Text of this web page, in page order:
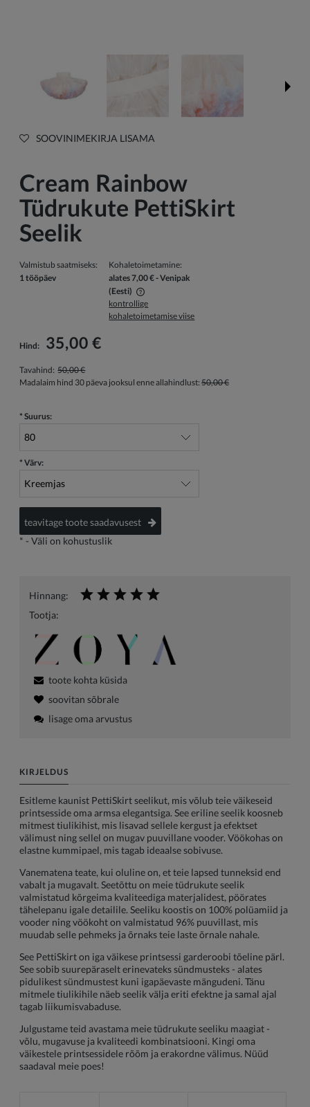
SOOVINIMEKIRJA LISAMA
Cream Rainbow
Tüdrukute PettiSkirt
Seelik
Valmistub saatmiseks:
1 tööpäev
Kohaletoimetamine:
alates 7,00 €- Venipak
(Eesti)
Hind ei sisalda võimalikke maksekulusid
kontrollige
kohaletoimetamise viise
Hind: 35,00 €
Tavahind: 50,00 €
Madalaim hind 30 päeva jooksul enne allahindlust: 50,00 €
* Suurus:
* Värv:
teavitage toote saadavusest
* - Väli on kohustuslik
Hinnang:
Tootja:
toote kohta küsida
soovitan sõbrale
lisage oma arvustus
KIRJELDUS
Esitleme kaunist PettiSkirt seelikut, mis võlub teie väikeseid
printsesside oma armsa elegantsiga. See eriline seelik koosneb
mitmest tiulikihist, mis lisavad sellele kergust ja efektset
välimust ning sellel on mugav puuvillane vooder. Vöökohas on
elastne kummipael, mis tagab ideaalse sobivuse.
Vanematena teate, kui oluline on, et teie lapsed tunneksid end
vabalt ja mugavalt. Seetõttu on meie tüdrukute seelik
valmistatud kõrgeima kvaliteediga materjalidest, pöörates
tähelepanu igale detailile. Seeliku koostis on 100% polüamiid ja
vooder ning vöökoht on valmistatud 96% puuvillast, mis
muudab selle pehmeks ja õrnaks teie laste õrnale nahale.
See PettiSkirt on iga väikese printsessi garderoobi tõeline pärl.
See sobib suurepäraselt erinevateks sündmusteks - alates
pidulikest sündmustest kuni igapäevaste mängudeni. Tänu
mitmele tiulikihile näeb seelik välja eriti efektne ja samal ajal
tagab liikumisvabaduse.
Julgustame teid avastama meie tüdrukute seeliku maagiat -
võlu, mugavuse ja kvaliteedi kombinatsiooni. Kingi oma
väikestele printsessidele rõõm ja erakordne välimus. Nüüd
saadaval meie poes!